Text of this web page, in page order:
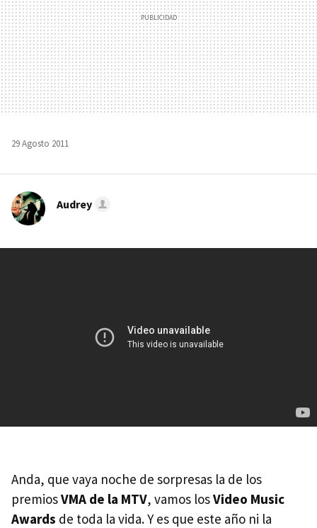
29 Agosto 2011
Audrey
Anda, que vaya noche de sorpresas la de los
premiosVMA de la MTV, vamos losVideo Music
Awards de toda la vida. Y es que este año ni la